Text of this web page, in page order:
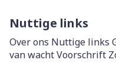
Nuttige links
Over ons Nuttige links
van wachtVoorschrift